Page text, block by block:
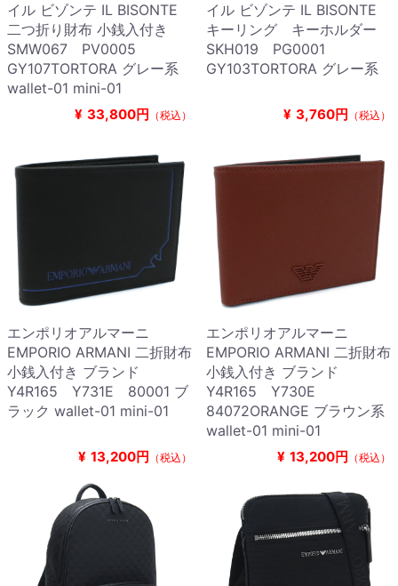
イル ビゾンテ IL BISONTE
二つ折り財布 小銭入付き
SMW067 PV0005
GY107TORTORA グレー系
wallet-01 mini-01
¥ 33,800円 （税込）
イル ビゾンテ IL BISONTE
キーリング キーホルダー
SKH019 PG0001
GY103TORTORA グレー系
¥ 3,760円 （税込）
エンポリオアルマーニ
EMPORIO ARMANI 二折財布
小銭入付き ブランド
Y4R165 Y731E 80001 ブ
ラック wallet-01 mini-01
¥ 13,200円 （税込）
エンポリオアルマーニ
EMPORIO ARMANI 二折財布
小銭入付き ブランド
Y4R165 Y730E
84072ORANGE ブラウン系
wallet-01 mini-01
¥ 13,200円 （税込）